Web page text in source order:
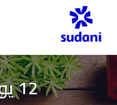
12 يونيو، 2025